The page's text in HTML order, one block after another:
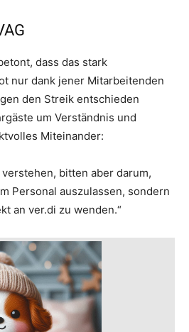
dass das stark
nur dank jener Mitarbeitenden
den Streik entschieden
um Verständnis und
Miteinander:
bitten aber darum,
Personal auszulassen, sondern
an ver.di zu wenden.“